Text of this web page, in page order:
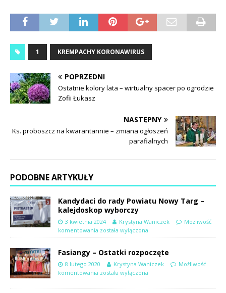
1 KREMPACHY KORONAWIRUS
POPRZEDNI
Ostatnie kolory lata – wirtualny spacer po ogrodzie
Zofii Łukasz
NASTĘPNY
Ks. proboszcz na kwarantannie – zmiana ogłoszeń
parafialnych
PODOBNE ARTYKUŁY
Kandydaci do rady Powiatu Nowy Targ –
kalejdoskop wyborczy
3 kwietnia 2024 Krystyna Waniczek
Możliwość
komentowania została wyłączona
Fasiangy – Ostatki rozpoczęte
8 lutego 2020 Krystyna Waniczek
Możliwość
komentowania została wyłączona